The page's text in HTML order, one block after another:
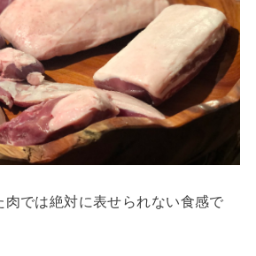
肉では絶対に表せられない食感で